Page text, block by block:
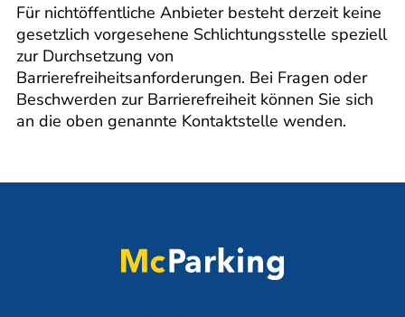
Für nichtöffentliche Anbieter besteht derzeit keine
gesetzlich vorgesehene Schlichtungsstelle speziell
zur Durchsetzung von
Barrierefreiheitsanforderungen. Bei Fragen oder
Beschwerden zur Barrierefreiheit können Sie sich
an die oben genannte Kontaktstelle wenden.